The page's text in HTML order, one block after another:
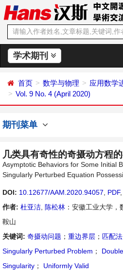
学术期刊
首页 数学与物理
应用数学
Vol. 9 No. 4 (April 2020)
期刊菜单
几类具有奇性的奇摄动方程
Asymptotic Behaviors for Some Initial
Singularly Perturbed Equation
DOI: 10.12677/AAM.2020.94057 PDF,
作者: 杜亚洁 陈松林 ：安徽工业大学
鞍山
关键词: 奇摄动问题 ； 重边界层 ； 匹配法
Singularly Perturbed Problem ；
Singularity ； Uniformly Valid